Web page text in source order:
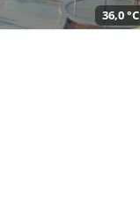
36,0 °C